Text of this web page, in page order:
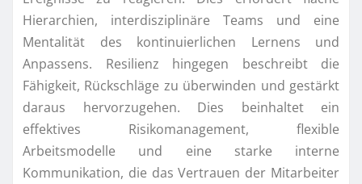
Hierarchien, interdisziplinäre Teams und eine
Mentalität des kontinuierlichen Lernens und
Anpassens. Resilienz hingegen beschreibt die
Fähigkeit, Rückschläge zu überwinden und gestärkt
daraus hervorzugehen. Dies beinhaltet ein
effektives Risikomanagement, flexible
Arbeitsmodelle und eine starke interne
Kommunikation, die das Vertrauen der Mitarbeiter